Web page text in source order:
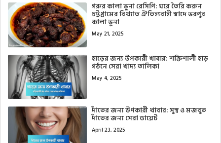
গরুর কালা ভুনা রেসিপি: ঘরে তৈরি করুন
চট্টগ্রামের বিখ্যাত ঐতিহ্যবাহী স্বাদে ভরপুর
কালা ভুনা
May 21, 2025
হাড়ের জন্য উপকারী খাবার: শক্তিশালী হাড়
গঠনে সেরা খাদ্য তালিকা
May 4, 2025
দাঁতের জন্য উপকারী খাবার: সুস্থ ও মজবুত
দাঁতের জন্য সেরা ডায়েট
April 23, 2025